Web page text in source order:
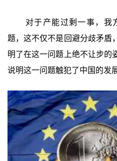
对于产能过剩一事，我
题，这不仅不是回避分歧矛盾
明了在这一问题上绝不让步的
说明这一问题触犯了中国的发